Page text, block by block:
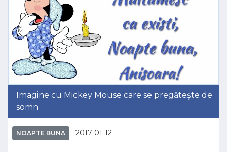
Imagine cu Mickey Mouse care se pregătește de
somn
NOAPTE BUNA 2017-01-12